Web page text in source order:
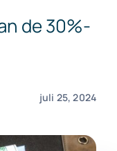
de 30%-
juli 25, 2024